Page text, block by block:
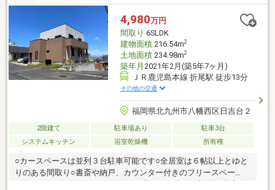
4,980万円
間取り 6SLDK
建物面積216.54m2
土地面積234.98m2
築年月 2021年2月(築5年7ヶ月)
ＪＲ鹿児島本線 折尾駅 徒歩13分
その他の交通
福岡県北九州市八幡西区日吉台２
2階建て 駐車場あり
駐車3台
システムキッチン
浴室乾燥機 所有権
○カースペースは並列３台駐車可能です○全居室は６帖以上とゆと
りのある間取り○書斎や納戸、カウンター付きのフリースペー
ス、シューズインクローゼットなど暮らしを支える設備が充実し